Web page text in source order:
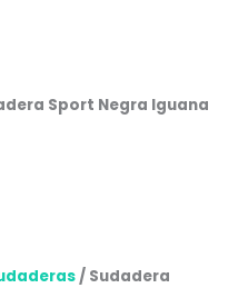
Sport Negra Iguana
/ Sudadera